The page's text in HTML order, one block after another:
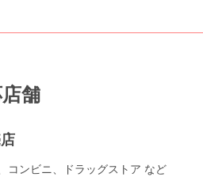
舗
コンビニ、ドラッグストア など